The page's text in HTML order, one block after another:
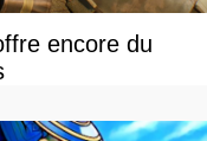
encore du